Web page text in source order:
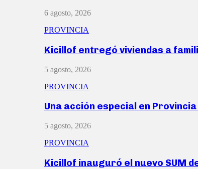
6 agosto, 2026
PROVINCIA
Kicillof entregó viviendas a
5 agosto, 2026
PROVINCIA
Una acción especial en
5 agosto, 2026
PROVINCIA
Kicillof inauguró el nuevo SUM